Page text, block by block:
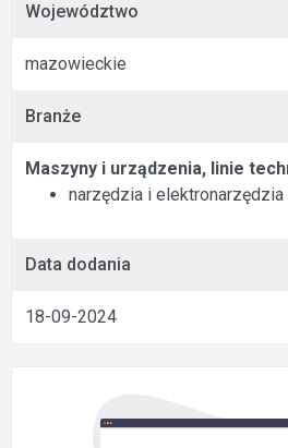
Województwo
mazowieckie
Branże
Maszyny i urządzenia, linie
narzędzia i elektronarzędzia
Data dodania
18-09-2024